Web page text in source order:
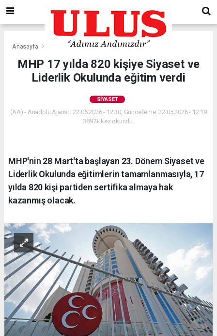
Anasayfa
MHP 17 yılda 820 kişiye Siyaset ve
Liderlik Okulunda eğitim verdi
SIYASET
(AA) - Anadolu Ajansı | 22.05.2026 - 12:30, Güncelleme: 22.05.2026 - 12:19
3897+ kez okundu.
MHP'nin 28 Mart'ta başlayan 23. Dönem Siyaset ve
Liderlik Okulunda eğitimlerin tamamlanmasıyla, 17
yılda 820 kişi partiden sertifika almaya hak
kazanmış olacak.